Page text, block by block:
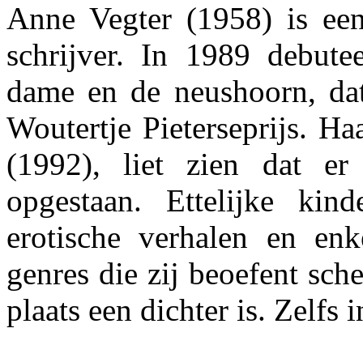
Anne Vegter (1958) is
schrijver. In 1989
dame en de neushoorn,
Woutertje Pieterseprijs.
(1992), liet zien dat er
opgestaan. Ettelijke
erotische verhalen en
genres die zij beoefent
plaats een dichter is. Zelfs